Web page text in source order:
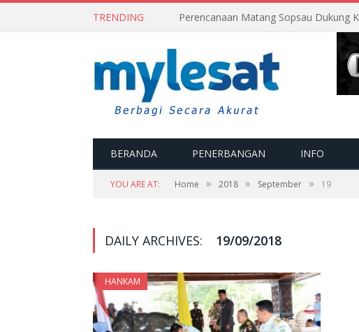
TRENDING
BERANDA PENERBANGAN INFO
YOU ARE AT: Home » 2018 » September » 19
DAILY ARCHIVES: 19/09/2018
HANKAM